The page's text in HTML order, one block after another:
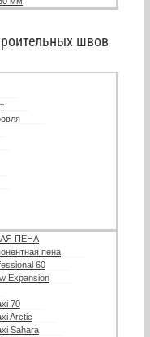
швов
ПЕНА
пена
60
Expansion
70
Arctic
Sahara